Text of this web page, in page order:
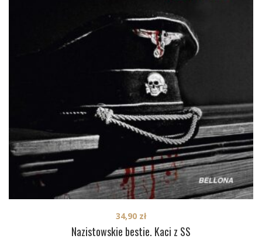
Nazistowskie bestie. Kaci z SS
34,90 zł